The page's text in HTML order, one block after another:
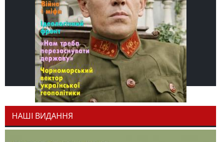
НАШІ ВИДАННЯ